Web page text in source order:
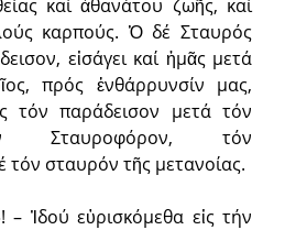
καί ἀθανάτου ζωῆς, καί
καρπούς. Ὁ δέ Σταυρός
εἰσάγει καί ἡμᾶς μετά
πρός ἐνθάρρυνσίν μας,
τόν παράδεισον μετά τόν
Σταυροφόρον, τόν
τόν σταυρόν τῆς μετανοίας.
– Ἰδού εὑρισκόμεθα εἰς τήν